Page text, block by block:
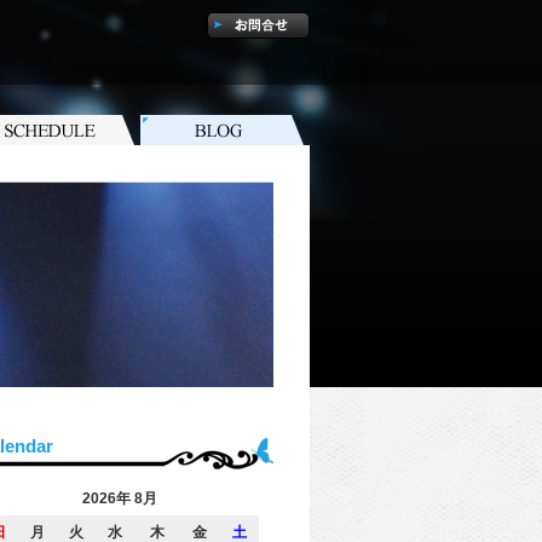
2026年 8月
月 火 水 木 金 土